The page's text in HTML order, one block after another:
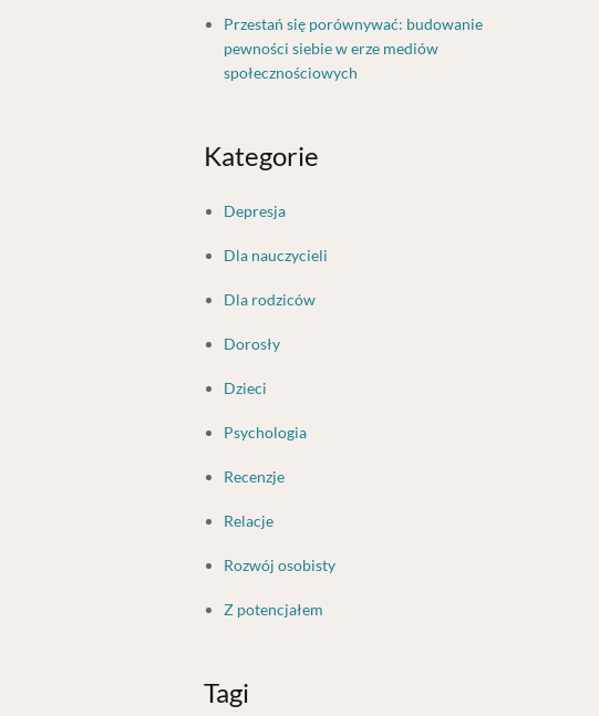
Przestań się porównywać: budowanie
pewności siebie w erze mediów
społecznościowych
Kategorie
Depresja
Dla nauczycieli
Dla rodziców
Dorosły
Dzieci
Psychologia
Recenzje
Relacje
Rozwój osobisty
Z potencjałem
Tagi